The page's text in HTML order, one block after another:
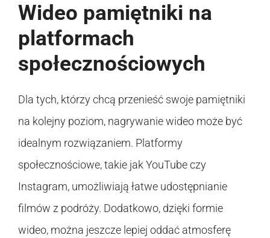
Wideo pamiętniki na
platformach
społecznościowych
Dla tych, którzy chcą przenieść swoje pamiętniki
na kolejny poziom, nagrywanie wideo może być
idealnym rozwiązaniem. Platformy
społecznościowe, takie jak YouTube czy
Instagram, umożliwiają łatwe udostępnianie
filmów z podróży. Dodatkowo, dzięki formie
wideo, można jeszcze lepiej oddać atmosferę